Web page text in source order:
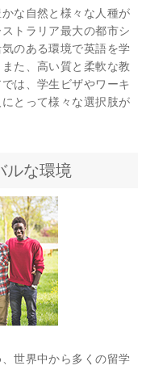
な自然と様々な人種が
トラリア最大の都市シ
のある環境で英語を学
た、高い質と柔軟な教
は、学生ビザやワーキ
とって様々な選択肢が
ルな環境
世界中から多くの留学